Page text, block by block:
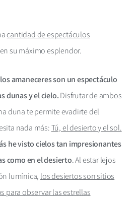
cantidad de espectáculos
su máximo esplendor.
amaneceres son un espectáculo
dunas y el cielo.Disfrutar de ambos
duna te permite evadirte del
nada más:Tú, el desierto y el sol.
he visto cielos tan impresionantes
como en el desierto. Al estar lejos
lumínica, los desiertos son sitios
para observar las estrellas